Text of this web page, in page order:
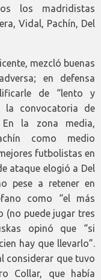
los madridistas
Vidal, Pachín, Del
mezcló buenas
en defensa
de “lento y
la convocatoria de
la zona media,
como medio
futbolistas en
ataque elogió a Del
pese a retener en
como “el más
(no puede jugar tres
opinó que “si
hay que llevarlo”.
considerar que tuvo
Collar, que había